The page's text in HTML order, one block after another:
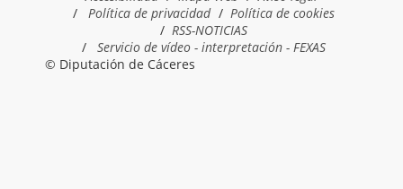
Política de privacidad
Política de cookies
RSS-NOTICIAS
Servicio de vídeo - interpretación - FEXAS
© Diputación de Cáceres